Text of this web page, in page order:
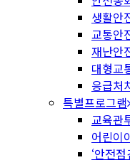
생활안
교통안
재난안
대형교
응급처
특별프로그램
교육관
어린이
‘안전